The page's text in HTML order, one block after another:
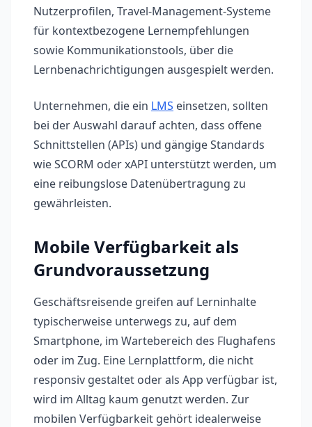
Nutzerprofilen, Travel-Management-Systeme
für kontextbezogene Lernempfehlungen
sowie Kommunikationstools, über die
Lernbenachrichtigungen ausgespielt werden.
Unternehmen, die ein LMS einsetzen, sollten
bei der Auswahl darauf achten, dass offene
Schnittstellen (APIs) und gängige Standards
wie SCORM oder xAPI unterstützt werden, um
eine reibungslose Datenübertragung zu
gewährleisten.
Mobile Verfügbarkeit als
Grundvoraussetzung
Geschäftsreisende greifen auf Lerninhalte
typischerweise unterwegs zu, auf dem
Smartphone, im Wartebereich des Flughafens
oder im Zug. Eine Lernplattform, die nicht
responsiv gestaltet oder als App verfügbar ist,
wird im Alltag kaum genutzt werden. Zur
mobilen Verfügbarkeit gehört idealerweise